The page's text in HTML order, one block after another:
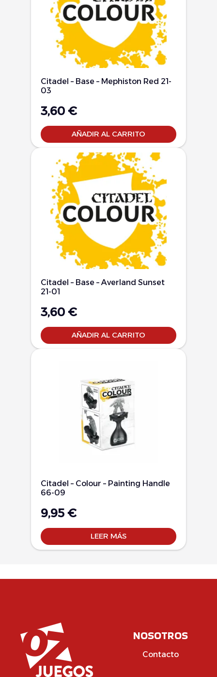
Citadel – Base – Mephiston Red 21-
03
3,60 €
AÑADIR AL CARRITO
Citadel – Base – Averland Sunset
21-01
3,60 €
AÑADIR AL CARRITO
Citadel – Colour – Painting Handle
66-09
9,95 €
LEER MÁS
NOSOTROS
Contacto